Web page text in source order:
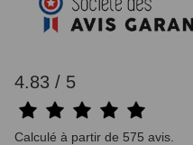
4.83 / 5
Calculé à partir de 575 avis.